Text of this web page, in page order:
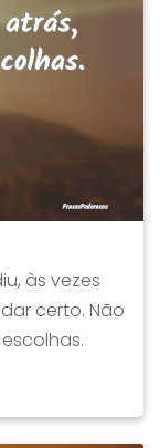
às vezes
certo. Não